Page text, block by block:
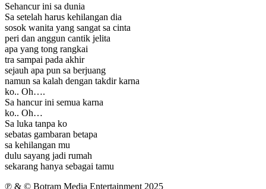
Sehancur ini sa dunia
Sa setelah harus kehilangan dia
sosok wanita yang sangat sa cinta
peri dan anggun cantik jelita
apa yang tong rangkai
tra sampai pada akhir
sejauh apa pun sa berjuang
namun sa kalah dengan takdir karna
ko.. Oh….
Sa hancur ini semua karna
ko.. Oh…
Sa luka tanpa ko
sebatas gambaran betapa
sa kehilangan mu
dulu sayang jadi rumah
sekarang hanya sebagai tamu
℗ & © Botram Media Entertainment 2025